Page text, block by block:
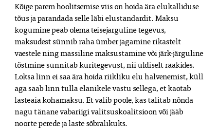
Kõige parem hoolitsemise viis on hoida ära elukalliduse
tõus ja parandada selle läbi elustandardit. Maksu
kogumine peab olema teisejärguline tegevus,
maksudest sünnib raha ümber jagamine rikastelt
vaestele ning massiline maksustamine või järk-järguline
tõstmine sünnitab kuritegevust, nii üldiselt rääkides.
Loksa linn ei saa ära hoida riikliku elu halvenemist, küll
aga saab linn tulla elanikele vastu sellega, et kaotab
lasteaia kohamaksu. Et valib poole, kas talitab nõnda
nagu tänane vabariigi valitsuskoalitsioon või jääb
noorte perede ja laste sõbralikuks.